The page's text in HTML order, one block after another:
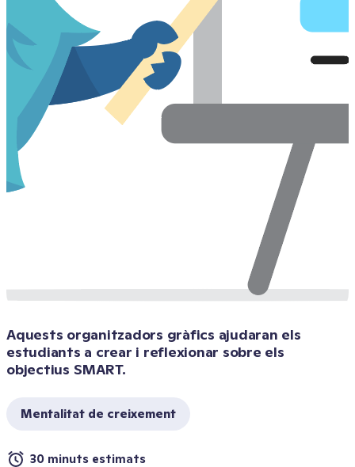
Aquests organitzadors gràfics ajudaran els
estudiants a crear i reflexionar sobre els
objectius SMART.
Mentalitat de creixement
30 minuts estimats